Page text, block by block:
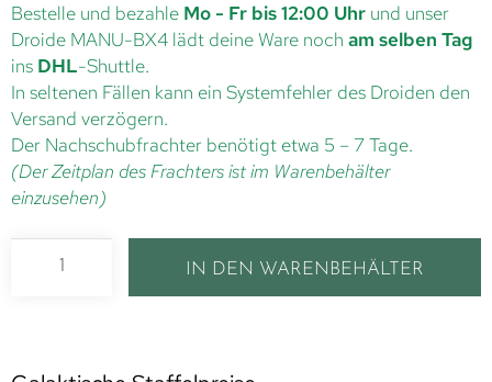
Bestelle und bezahle Mo - Fr bis 12:00 Uhr und unser
Droide MANU-BX4 lädt deine Ware noch am selben Tag
ins DHL-Shuttle.
In seltenen Fällen kann ein Systemfehler des Droiden den
Versand verzögern.
Der Nachschubfrachter benötigt etwa 5 – 7 Tage.
(Der Zeitplan des Frachters ist im Warenbehälter
einzusehen)
IN DEN WARENBEHÄLTER